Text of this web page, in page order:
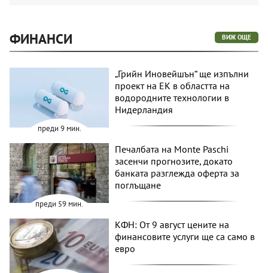
ФИНАНСИ ВИЖ ОЩЕ
преди 9 мин.
„Грийн Иновейшън“ ще изпълни
проект на ЕК в областта на
водородните технологии в
Нидерландия
преди 59 мин.
Печалбата на Monte Paschi
засенчи прогнозите, докато
банката разглежда оферта за
поглъщане
КФН: От 9 август цените на
финансовите услуги ще са само в
евро